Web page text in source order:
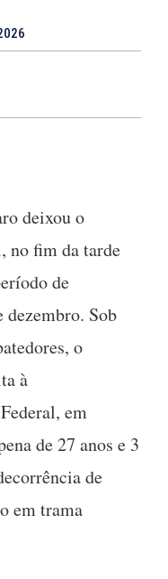
deixou o
no fim da tarde
de
Sob
o
à
em
de 27 anos e 3
de
em trama